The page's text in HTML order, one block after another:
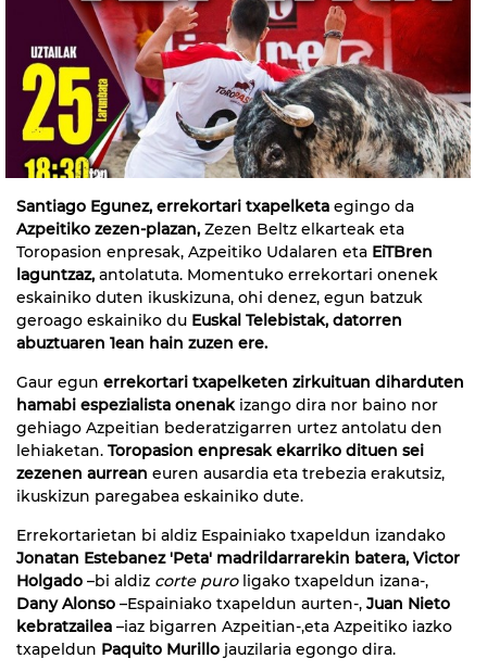
Santiago Egunez, errekortari txapelketa egingo da
Azpeitiko zezen-plazan, Zezen Beltz elkarteak eta
Toropasion enpresak, Azpeitiko Udalaren eta EiTBren
laguntzaz, antolatuta. Momentuko errekortari onenek
eskainiko duten ikuskizuna, ohi denez, egun batzuk
geroago eskainiko du Euskal Telebistak, datorren
abuztuaren 1ean hain zuzen ere.
Gaur egun errekortari txapelketen zirkuituan diharduten
hamabi espezialista onenakizango dira nor baino nor
gehiago Azpeitian bederatzigarren urtez antolatu den
lehiaketan. Toropasion enpresak ekarriko dituen sei
zezenen aurrean euren ausardia eta trebezia erakutsiz,
ikuskizun paregabea eskainiko dute.
Errekortarietan bi aldiz Espainiako txapeldun izandako
Jonatan Estebanez 'Peta' madrildarrarekin batera, Victor
Holgado –bi aldiz corte puroligako txapeldun izana-,
Dany Alonso –Espainiako txapeldun aurten-, Juan Nieto
kebratzailea –iaz bigarren Azpeitian-,eta Azpeitiko iazko
txapeldun Paquito Murillo jauzilaria egongo dira.